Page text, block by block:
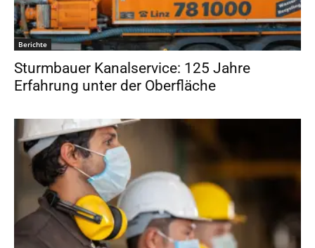
Berichte
Sturmbauer Kanalservice: 125 Jahre
Erfahrung unter der Oberfläche